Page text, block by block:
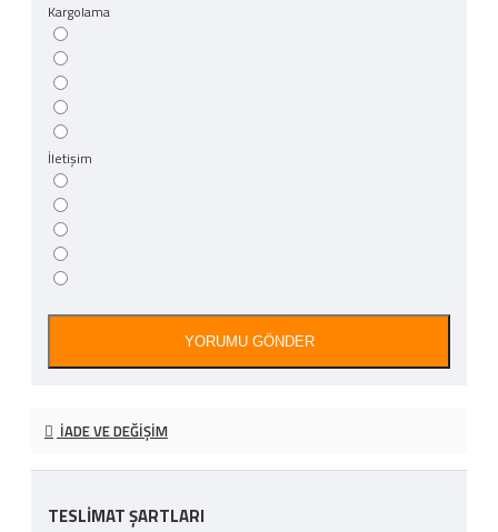
Kargolama
İletişim
YORUMU GÖNDER
İADE VE DEĞIŞIM
TESLİMAT ŞARTLARI